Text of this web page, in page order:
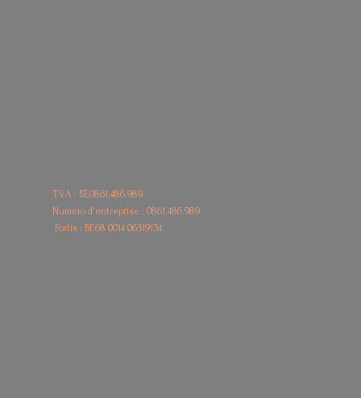
T.V.A : BE0861.486.989
Numéro d'entreprise : 0861.486.989
Fortis : BE680014 06319134.